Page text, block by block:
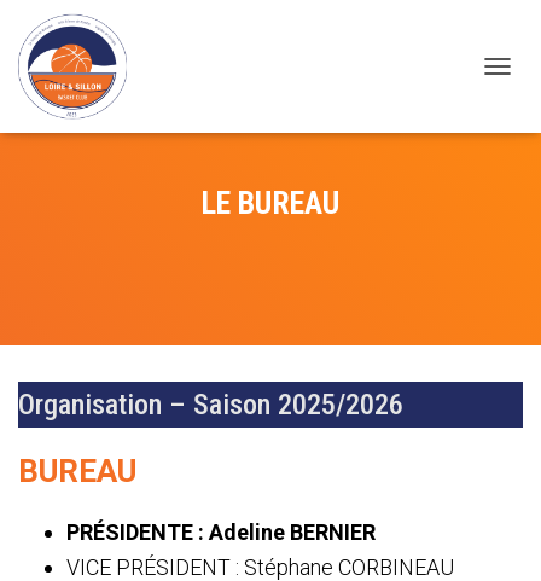
LE BUREAU
Organisation – Saison 2025/2026
BUREAU
PRÉSIDENTE : Adeline BERNIER
VICE PRÉSIDENT : Stéphane CORBINEAU